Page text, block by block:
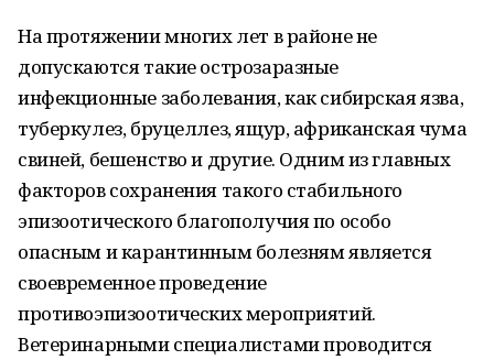
На протяжении многих лет в районе не
допускаются такие острозаразные
инфекционные заболевания, как сибирская язва,
туберкулез, бруцеллез, ящур, африканская чума
свиней, бешенство и другие. Одним из главных
факторов сохранения такого стабильного
эпизоотического благополучия по особо
опасным и карантинным болезням является
своевременное проведение
противоэпизоотических мероприятий.
Ветеринарными специалистами проводится